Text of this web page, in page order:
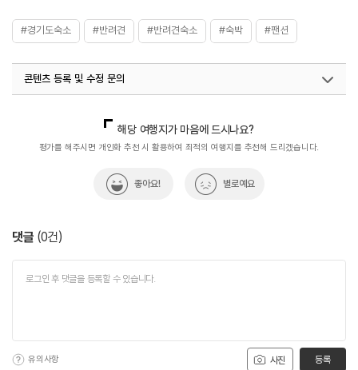
#경기도숙소 #반려견 #반려견숙소 #숙박 #팬션
콘텐츠 등록 및 수정 문의
열린관광콘텐츠팀(열린관광-모두의여행)
033-738-3425
해당 여행지가 마음에 드시나요?
평가를 해주시면 개인화 추천 시 활용하여 최적의 여행지를 추천해 드리겠습니다.
좋아요! 별로예요
댓글 (0건)
사진
유의사항 등록